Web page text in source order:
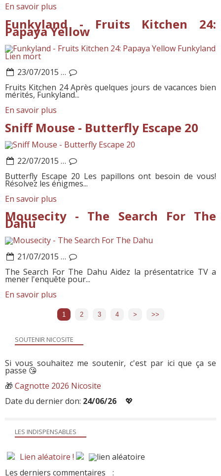
En savoir plus
Funkyland - Fruits Kitchen 24:
Papaya Yellow
Funkyland
Lien mort
23/07/2015 …
Fruits Kitchen 24 Après quelques jours de vacances bien
mérités, Funkyland...
En savoir plus
Sniff Mouse - Butterfly Escape 20
22/07/2015 …
Butterfly Escape 20 Les papillons ont besoin de vous!
Résolvez les énigmes...
En savoir plus
Mousecity - The Search For The
Dahu
21/07/2015 …
The Search For The Dahu Aidez la présentatrice TV a
mener l'enquête pour...
En savoir plus
1 2 3 4 > >>
LES INDISPENSABLES
Lien aléatoire !
Les derniers commentaires
:
SOUTENIR NICOSITE
Si vous souhaitez me soutenir, c'est par ici que ça se
passe 😘
🎁 Cagnotte 2026 Nicosite
Date du dernier don: 24/06/26 💖